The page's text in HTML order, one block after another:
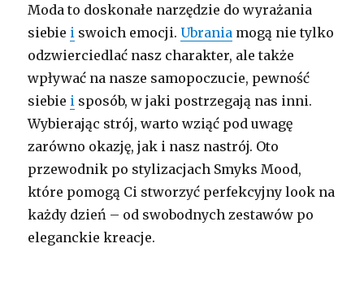
Moda to doskonałe narzędzie do wyrażania
siebie i swoich emocji.Ubrania mogą nie tylko
odzwierciedlać nasz charakter, ale także
wpływać na nasze samopoczucie, pewność
siebie i sposób, w jaki postrzegają nas inni.
Wybierając strój, warto wziąć pod uwagę
zarówno okazję, jak i nasz nastrój. Oto
przewodnik po stylizacjach Smyks Mood,
które pomogą Ci stworzyć perfekcyjny look na
każdy dzień – od swobodnych zestawów po
eleganckie kreacje.